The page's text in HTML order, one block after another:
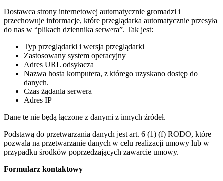
Dostawca strony internetowej automatycznie gromadzi i
przechowuje informacje, które przeglądarka automatycznie przesyła
do nas w “plikach dziennika serwera”. Tak jest:
Typ przeglądarki i wersja przeglądarki
Zastosowany system operacyjny
Adres URL odsyłacza
Nazwa hosta komputera, z którego uzyskano dostęp do
danych.
Czas żądania serwera
Adres IP
Dane te nie będą łączone z danymi z innych źródeł.
Podstawą do przetwarzania danych jest art. 6 (1) (f) RODO, które
pozwala na przetwarzanie danych w celu realizacji umowy lub w
przypadku środków poprzedzających zawarcie umowy.
Formularz kontaktowy